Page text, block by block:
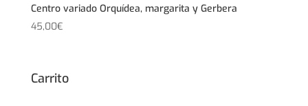
Centro variado Orquídea, margarita y Gerbera
45,00€
Carrito